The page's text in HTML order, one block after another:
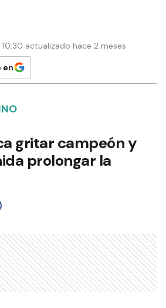
actualizado hace 2 meses
en
gritar campeón y
prolongar la